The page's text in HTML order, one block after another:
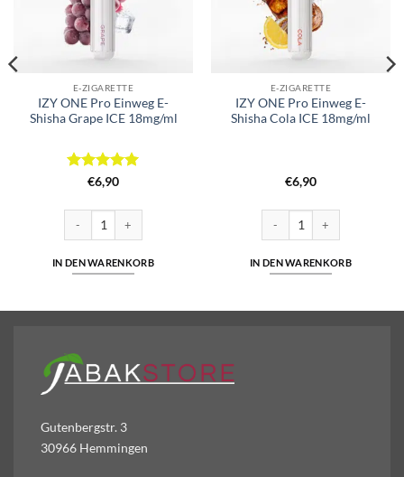
E-ZIGARETTE
IZY ONE Pro Einweg E-
Shisha Grape ICE 18mg/ml
Bewertet
5
€6,90
IZY ONE Pro Einweg E-Shisha Grape ICE 18mg/ml Menge
IN DEN WARENKORB
E-ZIGARETTE
IZY ONE Pro Einweg E-
Shisha Cola ICE 18mg/ml
€6,90
IZY ONE Pro Einweg E-
IN DEN WARENKORB
ml | Cuatro Menge
Gutenbergstr. 3
30966 Hemmingen